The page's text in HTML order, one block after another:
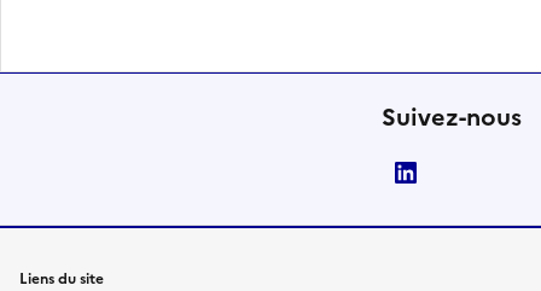
Suivez-nous
Liens du site